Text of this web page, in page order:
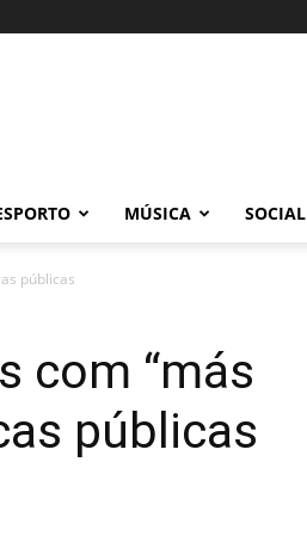
MÚSICA SOCIAL
públicas
com “más
públicas